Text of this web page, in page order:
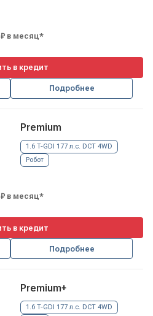
₽ в месяц*
в кредит
Подробнее
Premium
1.6 T-GDI 177 л.с. DCT 4WD
Робот
₽ в месяц*
в кредит
Подробнее
Premium+
1.6 T-GDI 177 л.с. DCT 4WD